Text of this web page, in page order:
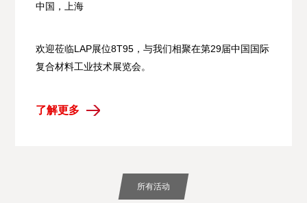
中国，上海
欢迎莅临LAP展位8T95，与我们相聚在第29届中国国际
复合材料工业技术展览会。
了解更多
所有活动